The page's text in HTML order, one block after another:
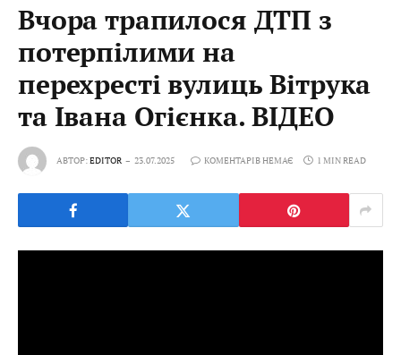
Вчора трапилося ДТП з
потерпілими на
перехресті вулиць Вітрука
та Івана Огієнка. ВІДЕО
АВТОР:EDITOR 23.07.2025 КОМЕНТАРІВ НЕМАЄ 1 MIN READ